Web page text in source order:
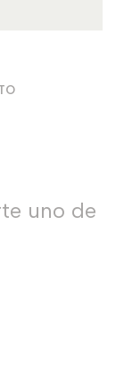
uno de